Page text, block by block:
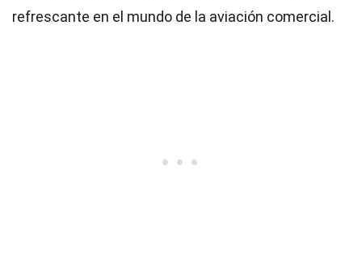
refrescante en el mundo de la aviación comercial.